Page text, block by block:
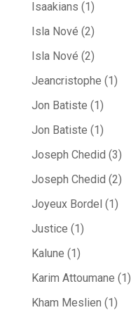
Isaakians (1)
Isla Nové (2)
Isla Nové (2)
Jeancristophe (1)
Jon Batiste (1)
Jon Batiste (1)
Joseph Chedid (3)
Joseph Chedid (2)
Joyeux Bordel (1)
Justice (1)
Kalune (1)
Karim Attoumane (1)
Kham Meslien (1)